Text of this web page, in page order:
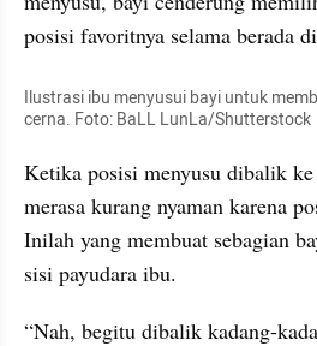
posisi favoritnya selama berada
Ilustrasi ibu menyusui bayi untuk
cerna. Foto: BaLL LunLa/Shutterstock
Ketika posisi menyusu dibalik
merasa kurang nyaman karena
Inilah yang membuat sebagian
sisi payudara ibu.
“Nah, begitu dibalik kadang-